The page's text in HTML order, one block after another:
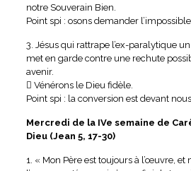
notre Souverain Bien.
Point spi : osons demander
3. Jésus qui rattrape l’ex-paralytique
met en garde contre une rechute
avenir.
 Vénérons le Dieu fidèle.
Point spi : la conversion est devant
Mercredi de la IVe semaine de
Dieu (Jean 5, 17-30)
1. « Mon Père est toujours à l’œuvre, et